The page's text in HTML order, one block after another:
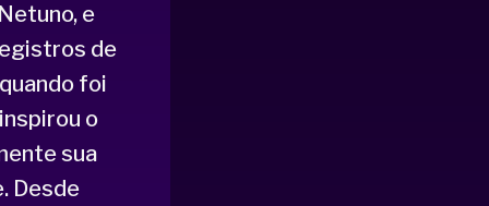
e
de
foi
o
sua
Desde